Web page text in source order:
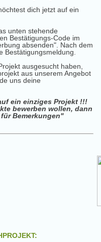
dich jetzt auf ein
unten stehende
Bestätigungs-Code im
absenden". Nach dem
Bestätigungsmeldung.
ausgesucht haben,
aus unserem Angebot
uns deine
ein einziges Projekt !!!
bewerben wollen, dann
Bemerkungen"